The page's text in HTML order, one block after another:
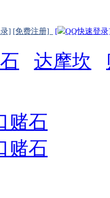
] [免费注册] [ QQ快速登
达摩坎
赌石
赌石